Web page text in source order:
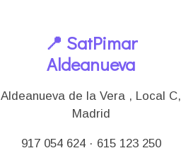
📍 SatPimar
Aldeanueva
Aldeanueva de la Vera , Local C,
Madrid
917 054 624 · 615 123 250